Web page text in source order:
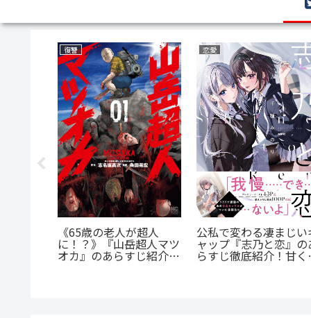
復讐
《65歳の老人が超人
に！？》『山岳超人マツ
オカ』のあらすじ紹介：
恋愛
公私で変わる凄まじい
ャップ『志乃と恋』の
らすじ徹底紹介！甘く